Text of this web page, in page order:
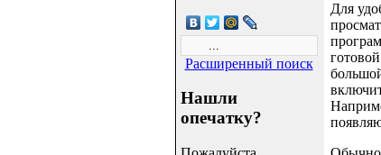
Расширенный поиск
Нашли
опечатку?
Для